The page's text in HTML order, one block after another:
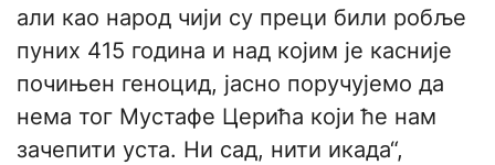
али као народ чији су преци били робље
пуних 415 година и над којим је касније
почињен геноцид, јасно поручујемо да
нема тог Мустафе Церића који ће нам
зачепити уста. Ни сад, нити икада“,